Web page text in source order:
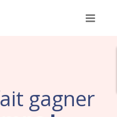
Menu
gagner